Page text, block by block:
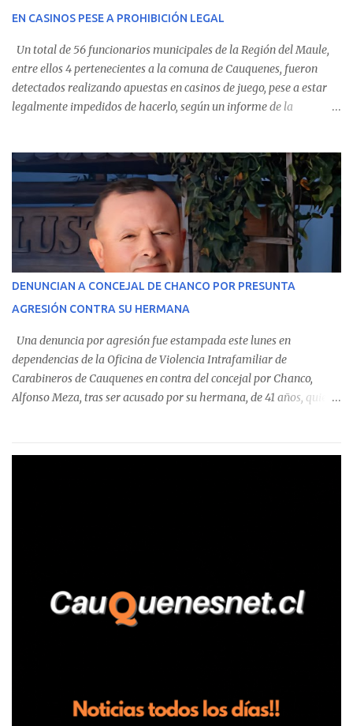
evolución favorable. No obstante, alrededo...
EN CASINOS PESE A PROHIBICIÓN LEGAL
Un total de 56 funcionarios municipales de la Región del Maule,
entre ellos 4 pertenecientes a la comuna de Cauquenes, fueron
detectados realizando apuestas en casinos de juego, pese a estar
legalmente impedidos de hacerlo, según un informe de la
estableció que estos funcionarios —quienes administran o
custodian fondos públicos— efectuaron transacciones por un
monto total de $116.075.918 entre enero de 2024 y junio de 2025.
En el detalle regional, se indica que en la comuna de Cauquenes se
identificó a cuatro funcionarios involucrados en este tipo de
operaciones. Asimismo, se precisa que uno de los casos
corresponde a un funcionario de la Municipalidad de Chanco,
detectaron incumplimientos a la normativa vigente. El informe
precisa que la mayor cantidad de dinero apostado se registró en
Talca, donde...
DENUNCIAN A CONCEJAL DE CHANCO POR PRESUNTA
AGRESIÓN CONTRA SU HERMANA
Una denuncia por agresión fue estampada este lunes en
dependencias de la Oficina de Violencia Intrafamiliar de
Carabineros de Cauquenes en contra del concejal por Chanco,
Alfonso Meza, tras ser acusado por su hermana, de 41 años, quien
relató que los hechos ocurrieron cerca de las 11:30 horas en el
trabajadores, el edil descendió del vehículo y, en medio de la
confrontación, la habría tomado de los hombros, empujado al
suelo y agredido con golpes de pies y manos, mientr...